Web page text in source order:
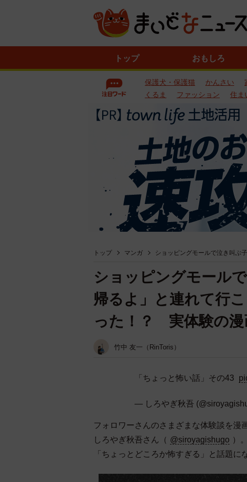
トップ おもしろ
保護犬・保護猫 かんさい
くるま
ファッション 住ま
トップ マンガ ショッピングモールで泣き叫ぶ
ショッピングモール
帰るよ」と連れて行
った！？ 実体験の漫
竹中 友一（RinToris）
「ちょっと怖い話」その43
— しろやぎ秋吾
フォロワーさんのさまざまな体験談を漫
しろやぎ秋吾さん（ @siroyagishugo ）
「ちょっとどころか怖すぎる」と話題に